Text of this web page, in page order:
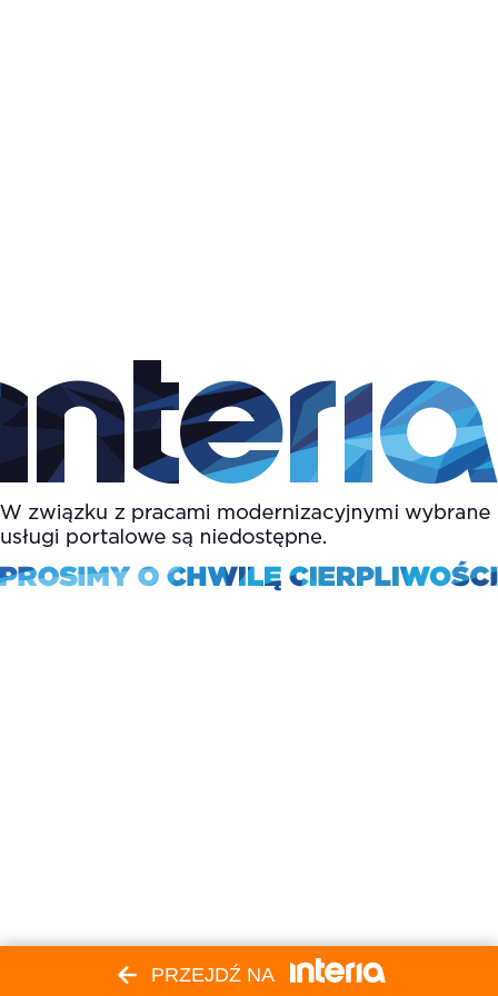
PRZEJDŹ NA